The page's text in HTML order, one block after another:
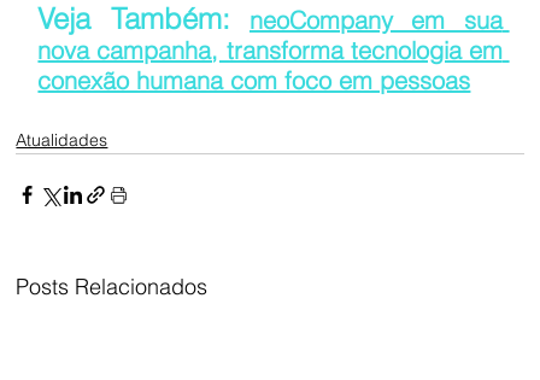
Veja Também:
neoCompany em sua
nova campanha, transforma tecnologia em
conexão humana com foco em pessoas
Atualidades
Posts Relacionados